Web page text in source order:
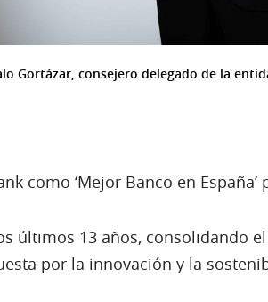
Gortázar, consejero delegado de la
como ‘Mejor Banco en
últimos 13 años, consolidando
por la innovación y la